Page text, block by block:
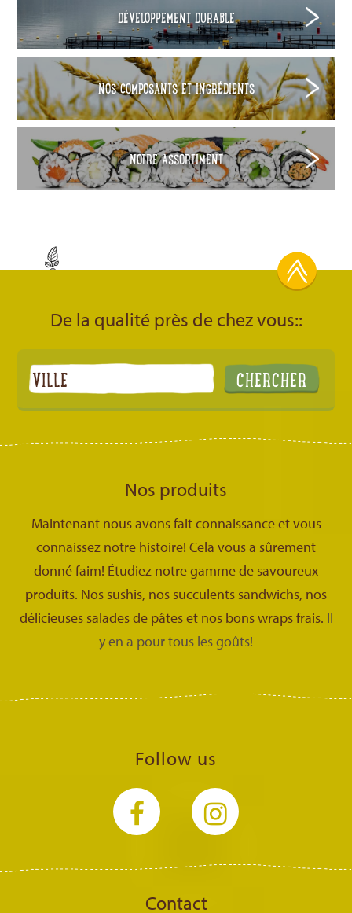
DÉVELOPPEMENT DURABLE
NOS COMPOSANTS ET INGRÉDIENTS
NOTRE ASSORTIMENT
De la qualité près de chez vous::
Nos produits
Maintenant nous avons fait connaissance et vous
connaissez notre histoire! Cela vous a sûrement
donné faim! Étudiez notre gamme de savoureux
produits. Nos sushis, nos succulents sandwichs, nos
délicieuses salades de pâtes et nos bons wraps frais. Il
y en a pour tous les goûts!
Follow us
Contact